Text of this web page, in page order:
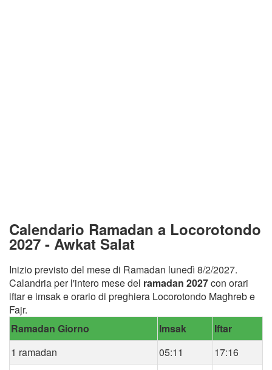
Calendario Ramadan a Locorotondo
2027 - Awkat Salat
Inizio previsto del mese di Ramadan lunedì 8/2/2027.
Calandria per l'intero mese del ramadan 2027con orari
iftar e imsak e orario di preghiera Locorotondo Maghreb e
Fajr.
Ramadan Giorno
Imsak
Iftar
1 ramadan
05:11
17:16